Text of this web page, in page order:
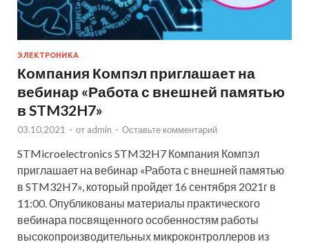
ЭЛЕКТРОНИКА
Компания Компэл приглашает на
вебинар «Работа с внешней памятью
в STM32H7»
03.10.2021 - от admin - Оставьте комментарий
STMicroelectronics STM32H7 Компания Компэл
приглашает на вебинар «Работа с внешней памятью
в STM32H7», который пройдет 16 сентября 2021г в
11:00. Опубликованы материалы практического
вебинара посвященного особенностям работы
высокопроизводительных микроконтроллеров из